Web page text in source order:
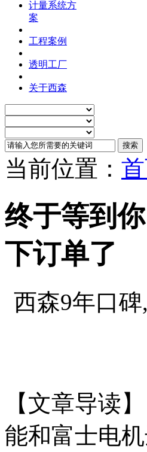
计量系统方
案
工程案例
透明工厂
关于西森
当前位置：
终于等到
下订单了
西森9年口
【文章导读
能和富士电